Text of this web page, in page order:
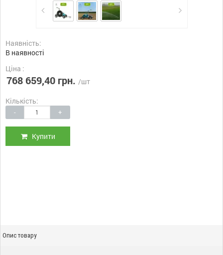
Наявність:
В наявності
Ціна :
768 659,40 грн. /шт
Кількість:
- +
Купити
Опис товару